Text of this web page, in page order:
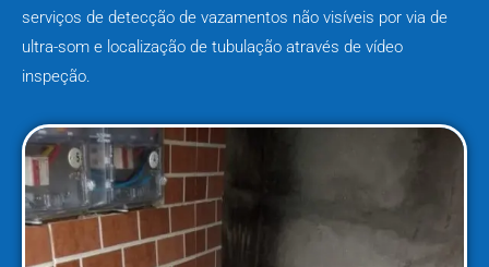
serviços de detecção de vazamentos não visíveis por via de
ultra-som e localização de tubulação através de vídeo
inspeção.